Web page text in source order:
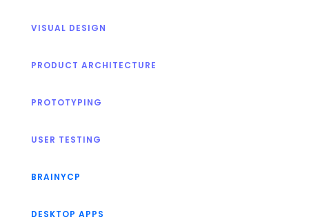
VISUAL DESIGN
PRODUCT ARCHITECTURE
PROTOTYPING
USER TESTING
BRAINYCP
DESKTOP APPS